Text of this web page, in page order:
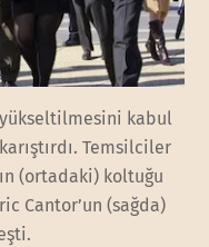
kabul
Temsilciler
(ortadaki) koltuğu
Cantor’un (sağda)